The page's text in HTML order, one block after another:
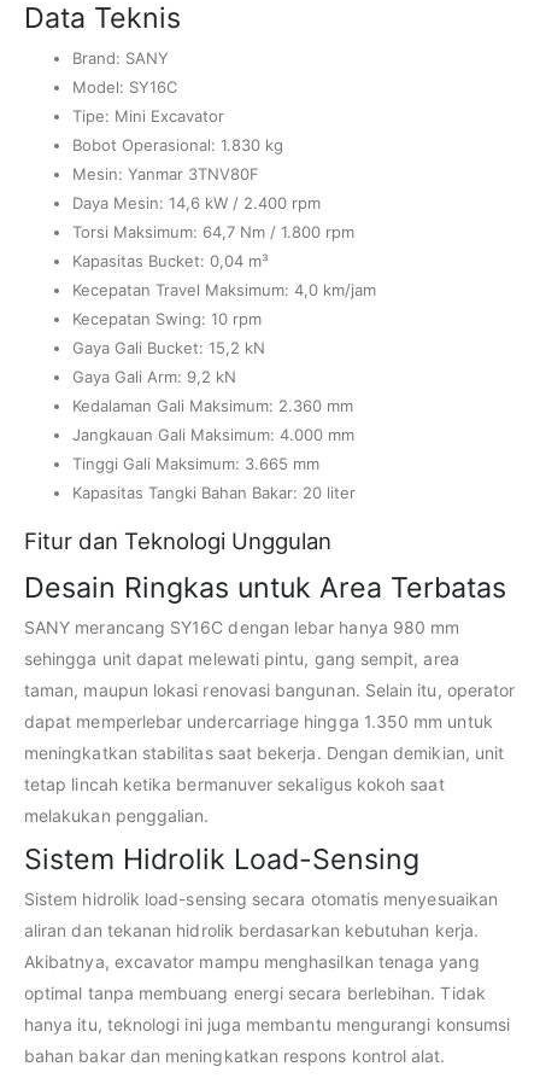
Data Teknis
Brand: SANY
Model: SY16C
Tipe: Mini Excavator
Bobot Operasional: 1.830 kg
Mesin: Yanmar 3TNV80F
Daya Mesin: 14,6 kW / 2.400 rpm
Torsi Maksimum: 64,7 Nm / 1.800 rpm
Kapasitas Bucket: 0,04 m³
Kecepatan Travel Maksimum: 4,0 km/jam
Kecepatan Swing: 10 rpm
Gaya Gali Bucket: 15,2 kN
Gaya Gali Arm: 9,2 kN
Kedalaman Gali Maksimum: 2.360 mm
Jangkauan Gali Maksimum: 4.000 mm
Tinggi Gali Maksimum: 3.665 mm
Kapasitas Tangki Bahan Bakar: 20 liter
Fitur dan Teknologi Unggulan
Desain Ringkas untuk Area Terbatas
SANY merancang SY16C dengan lebar hanya 980 mm
sehingga unit dapat melewati pintu, gang sempit, area
taman, maupun lokasi renovasi bangunan. Selain itu, operator
dapat memperlebar undercarriage hingga 1.350 mm untuk
meningkatkan stabilitas saat bekerja. Dengan demikian, unit
tetap lincah ketika bermanuver sekaligus kokoh saat
melakukan penggalian.
Sistem Hidrolik Load-Sensing
Sistem hidrolik load-sensing secara otomatis menyesuaikan
aliran dan tekanan hidrolik berdasarkan kebutuhan kerja.
Akibatnya, excavator mampu menghasilkan tenaga yang
optimal tanpa membuang energi secara berlebihan. Tidak
hanya itu, teknologi ini juga membantu mengurangi konsumsi
bahan bakar dan meningkatkan respons kontrol alat.